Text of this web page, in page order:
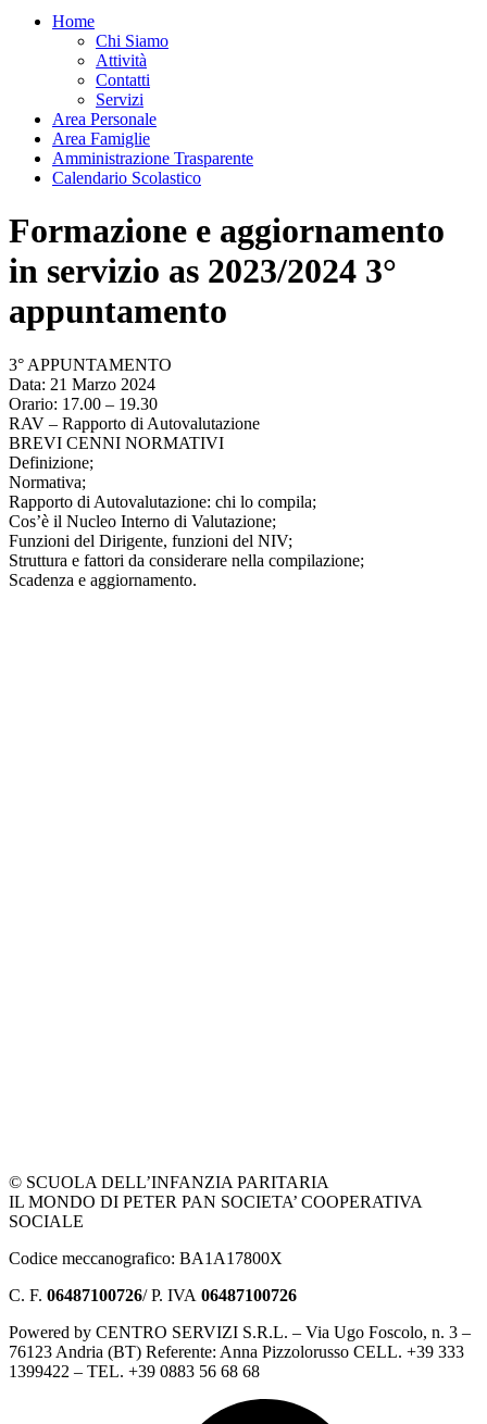
Home
Chi Siamo
Attività
Contatti
Servizi
Area Personale
Area Famiglie
Amministrazione Trasparente
Calendario Scolastico
Formazione e aggiornamento
in servizio as 2023/2024 3°
appuntamento
3° APPUNTAMENTO
Data: 21 Marzo 2024
Orario: 17.00 – 19.30
RAV – Rapporto di Autovalutazione
BREVI CENNI NORMATIVI
Definizione;
Normativa;
Rapporto di Autovalutazione: chi lo compila;
Cos’è il Nucleo Interno di Valutazione;
Funzioni del Dirigente, funzioni del NIV;
Struttura e fattori da considerare nella compilazione;
Scadenza e aggiornamento.
© SCUOLA DELL’INFANZIA PARITARIA
IL MONDO DI PETER PAN SOCIETA’ COOPERATIVA
SOCIALE
Codice meccanografico: BA1A17800X
C. F. 06487100726/ P. IVA 06487100726
Powered by CENTRO SERVIZI S.R.L. – Via Ugo Foscolo, n. 3 –
76123 Andria (BT) Referente: Anna Pizzolorusso CELL. +39 333
1399422 – TEL. +39 0883 56 68 68